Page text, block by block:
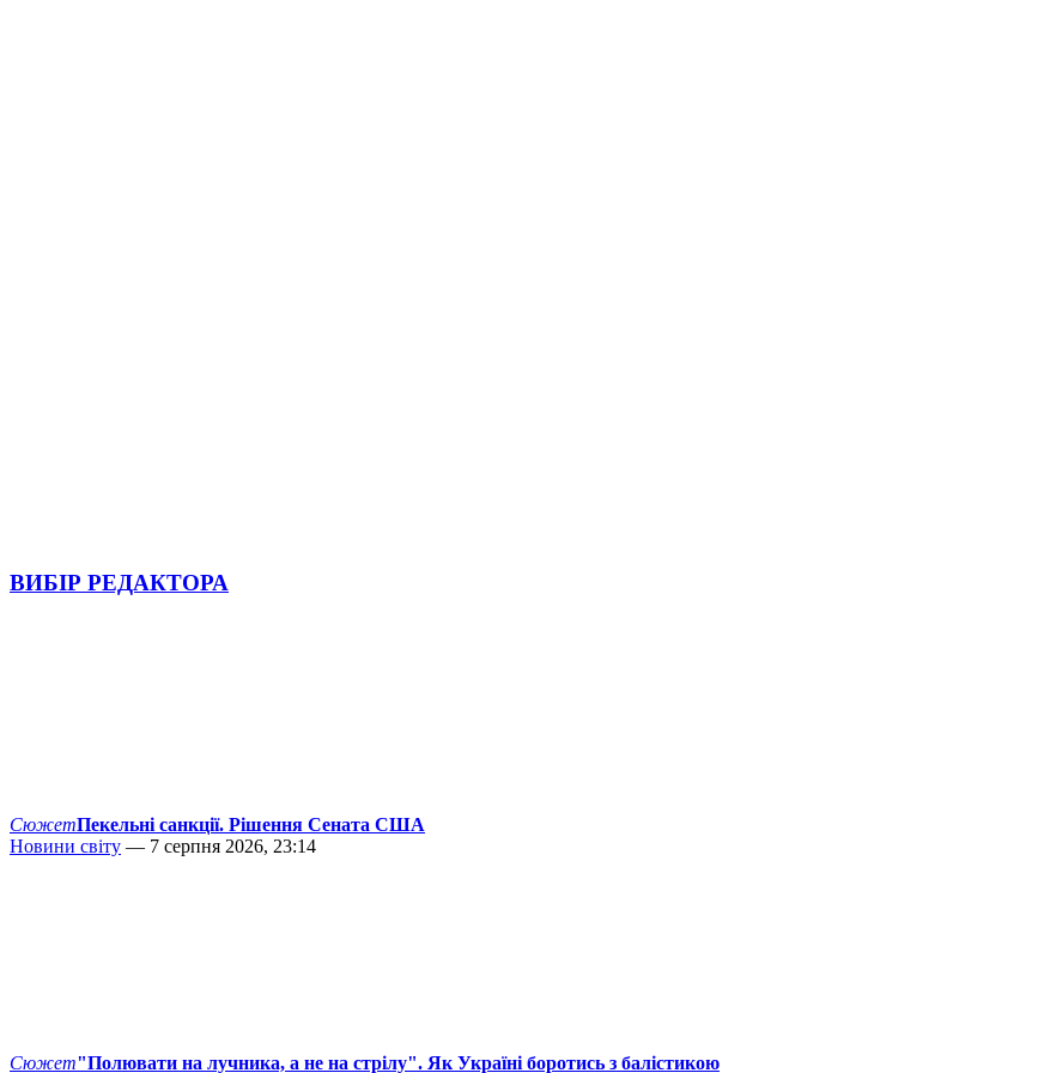
ВИБІР РЕДАКТОРА
СюжетПекельні санкції. Рішення Сената США
Новини світу — 7 серпня 2026, 23:14
Сюжет"Полювати на лучника, а не на стрілу". Як Україні боротись з балістикою